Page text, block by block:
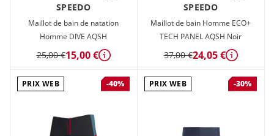
SPEEDO
Maillot de bain de natation
Homme DIVE AQSH
25,00 €15,00 € Détails
SPEEDO
Maillot de bain Homme ECO+
TECH PANEL AQSH Noir
37,00 €24,05 € Détails
PRIX WEB -40% PRIX WEB -30%